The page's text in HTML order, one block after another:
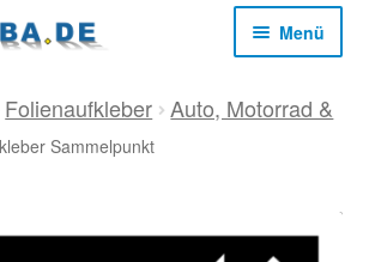
Menü
Folienaufkleber
Auto, Motorrad &
Sammelpunkt